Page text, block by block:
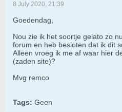
8 July 2020, 21:39
Goedendag,
Nou zie ik het soortje gelato zo
forum en heb besloten dat ik dit
Alleen vroeg ik me af waar hier
(zaden site)?
Mvg remco
Tags: Geen